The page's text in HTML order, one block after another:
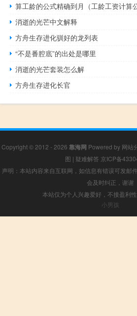
算工龄的公式精确到月（工龄工资计算
消逝的光芒中文解释
方舟生存进化驯好的龙列表
“不是番腔底”的出处是哪里
消逝的光芒套装怎么解
方舟生存进化长官
Copyright © 2012 - 2026 靠海网 Powered by 网站
图 | 疑难解答 京ICP备
声明：本站内容来自互联网，如信息有错误可发邮
会及时纠正，谢谢
本站仅为个人兴趣爱好，不接盈利
小男孩